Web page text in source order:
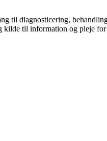
diagnosticering,
til information og pleje for